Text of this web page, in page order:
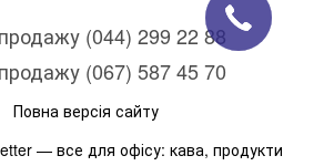
(044) 299 22 88
(067) 587 45 70
Повна версія сайту
— все для офісу: кава, продукти